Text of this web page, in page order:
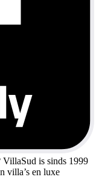
VillaSud is sinds 1999
villa’s en luxe